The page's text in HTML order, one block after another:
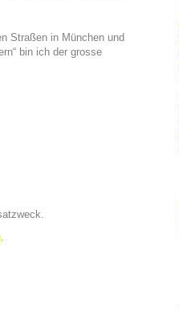
Straßen in München und
bin ich der grosse
.